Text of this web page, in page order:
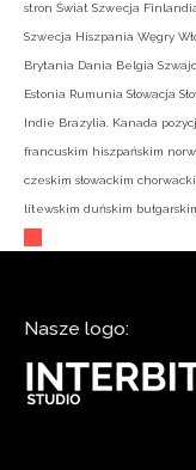
stron Świat Szwecja
Szwecja Hiszpania Węgry
Brytania Dania Belgia
Estonia Rumunia Słowacja
Indie Brazylia. Kanada
francuskim hiszpańskim
czeskim słowackim
litewskim duńskim
Nasze logo: